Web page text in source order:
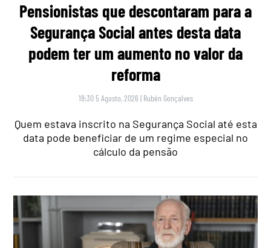
Pensionistas que descontaram para a
Segurança Social antes desta data
podem ter um aumento no valor da
reforma
18:30 5 Agosto, 2026 | Rubén Gonçalves
Quem estava inscrito na Segurança Social até esta
data pode beneficiar de um regime especial no
cálculo da pensão